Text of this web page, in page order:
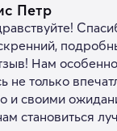
Петр
Нам
не только
и своими
становиться